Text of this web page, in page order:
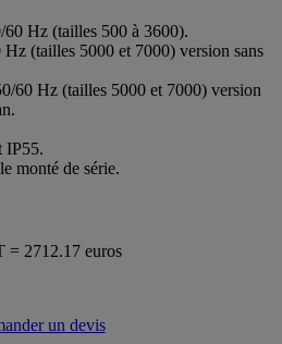
Hz (tailles 500 à 3600).
(tailles 5000 et 7000) version sans
60 Hz (tailles 5000 et 7000) version
IP55.
monté de série.
= 2712.17 euros
un devis